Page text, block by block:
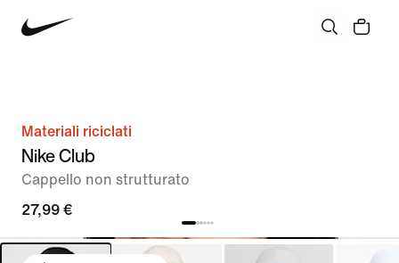
Materiali riciclati
Nike Club
Cappello non strutturato
27,99 €